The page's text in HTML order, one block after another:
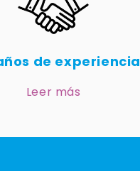
de experiencia
Leer más